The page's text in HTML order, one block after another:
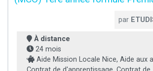
par
À distance
24 mois
Aide Mission Locale Nice, Aide aux